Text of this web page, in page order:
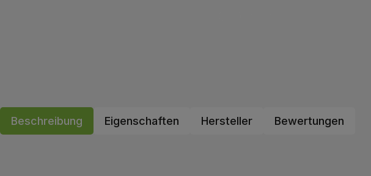
Beschreibung Eigenschaften Hersteller Bewertungen